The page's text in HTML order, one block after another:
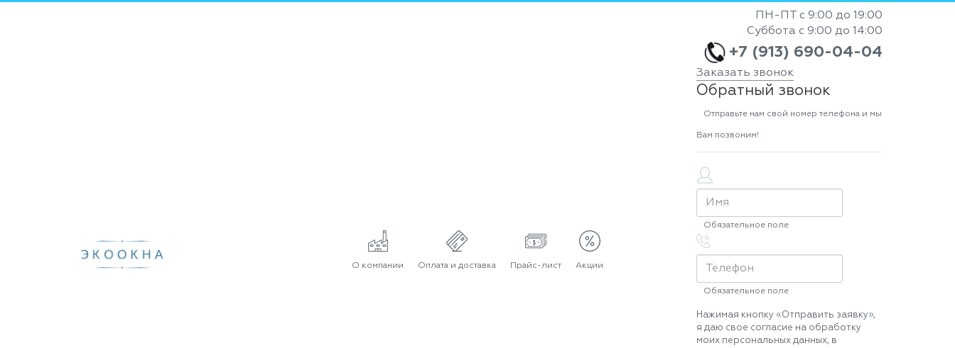
О компании Оплата и доставка Прайс-лист Акции
ПН-ПТ с 9:00 до 19:00
Суббота с 9:00 до 14:00
+7 (913) 690-04-04
Заказать звонок
Обратный звонок
Отправьте нам свой номер телефона и мы
Вам позвоним!
Обязательное поле
Обязательное поле
Нажимая кнопку «Отправить заявку»,
я даю свое согласие на обработку
моих персональных данных, в